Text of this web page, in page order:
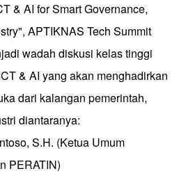
& AI for Smart Governance,
APTIKNAS Tech Summit
wadah diskusi kelas tinggi
& AI yang akan menghadirkan
dari kalangan pemerintah,
diantaranya:
S.H. (Ketua Umum
PERATIN)